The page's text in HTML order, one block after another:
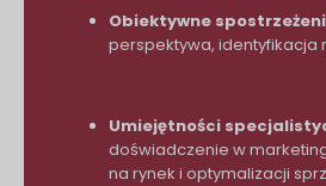
Obiektywne
perspektywa, identyfikacja
Umiejętności
doświadczenie w
na rynek i optymalizacji